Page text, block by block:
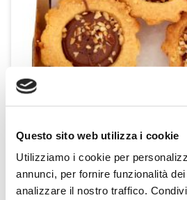
Questo sito web utilizza i cookie
Utilizziamo i cookie per
annunci, per fornire funzionalità
analizzare il nostro traffico.
i cestini noisette Frollini con
granella di nocciola 200 g
Gusto & Passione
200g